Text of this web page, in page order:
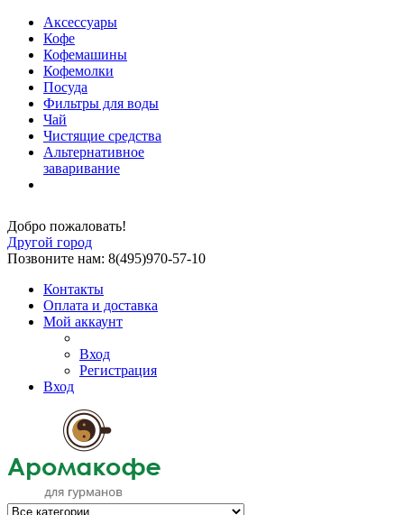
Аксессуары
Кофе
Кофемашины
Кофемолки
Посуда
Фильтры для воды
Чай
Чистящие средства
Альтернативное
заваривание
Добро пожаловать!
Другой город
Позвоните нам: 8(495)970-57-10
Контакты
Оплата и доставка
Мой аккаунт
Вход
Регистрация
Вход